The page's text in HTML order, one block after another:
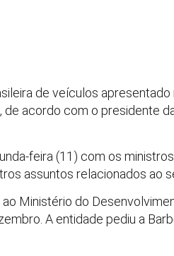
de veículos
de acordo com o presidente
feira (11) com os
assuntos relacionados ao
Ministério do
A entidade pediu a